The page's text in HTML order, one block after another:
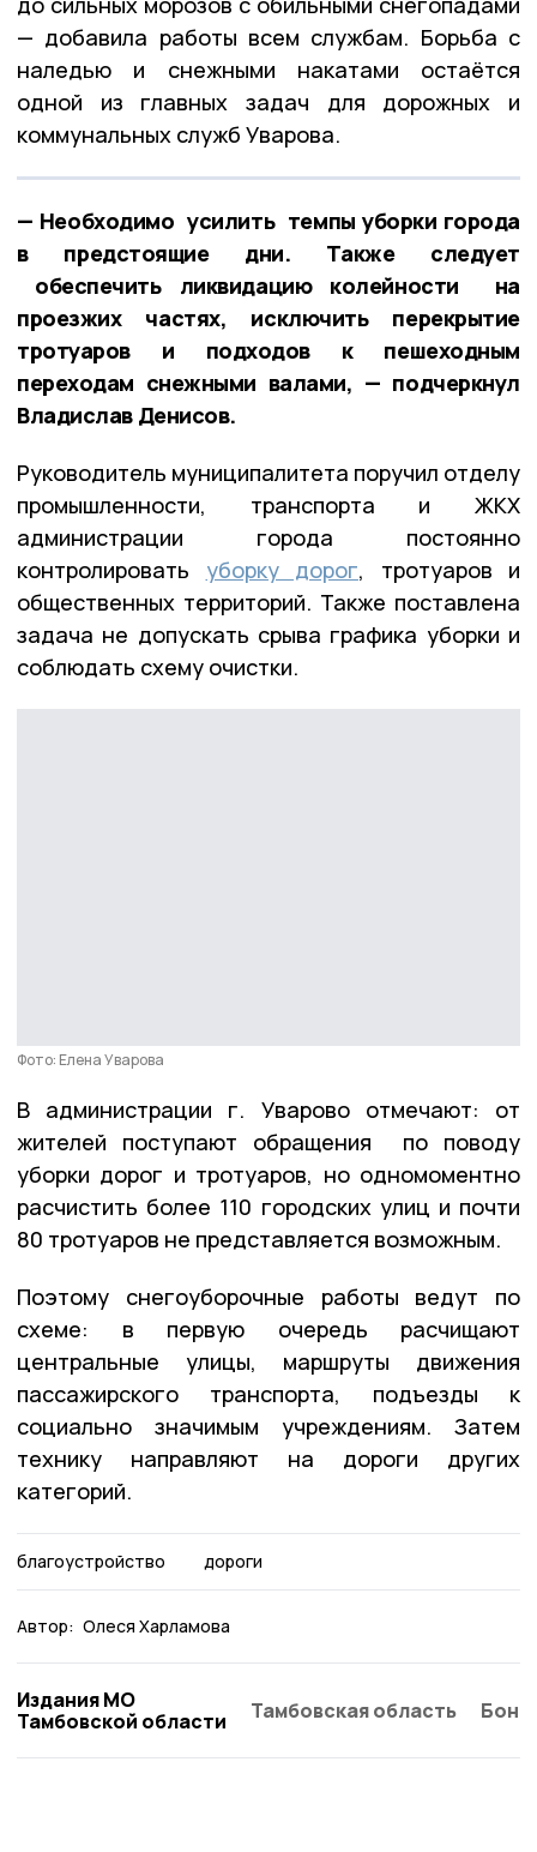
— добавила работы всем службам. Борьба с
наледью и снежными накатами остаётся
одной из главных задач для дорожных и
коммунальных служб Уварова.
— Необходимо усилить темпы уборки города
в предстоящие дни. Также следует
обеспечить ликвидацию колейности на
проезжих частях, исключить перекрытие
тротуаров и подходов к пешеходным
переходам снежными валами, — подчеркнул
Владислав Денисов.
Руководитель муниципалитета поручил отделу
промышленности, транспорта и ЖКХ
администрации города постоянно
контролировать уборку дорог, тротуаров и
общественных территорий. Также поставлена
задача не допускать срыва графика уборки и
соблюдать схему очистки.
Фото: Елена Уварова
В администрации г. Уварово отмечают: от
жителей поступают обращения по поводу
уборки дорог и тротуаров, но одномоментно
расчистить более 110 городских улиц и почти
80 тротуаров не представляется возможным.
Поэтому снегоуборочные работы ведут по
схеме: в первую очередь расчищают
центральные улицы, маршруты движения
пассажирского транспорта, подъезды к
социально значимым учреждениям. Затем
технику направляют на дороги других
категорий.
благоустройство дороги
Автор: Олеся Харламова
Издания МО
Тамбовской области
Тамбовская область